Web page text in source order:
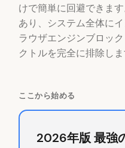
けで簡単に回避できま
あり、システム全体に
ラウザエンジンブロッ
クトルを完全に排除しま
ここから始める
2026年版 最強